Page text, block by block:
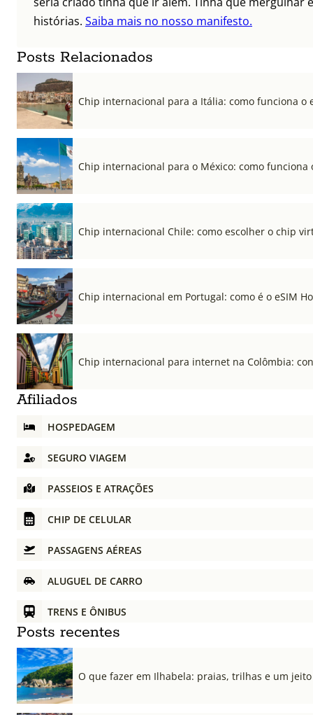
histórias. Saiba mais no nosso manifesto.
Posts Relacionados
Chip internacional para a Itália: como funciona o
Chip internacional para o México: como funciona
Chip internacional Chile: como escolher o chip
Chip internacional em Portugal: como é o eSIM
Chip internacional para internet na Colômbia:
Afiliados
HOSPEDAGEM
SEGURO VIAGEM
PASSEIOS E ATRAÇÕES
CHIP DE CELULAR
PASSAGENS AÉREAS
ALUGUEL DE CARRO
TRENS E ÔNIBUS
Posts recentes
O que fazer em Ilhabela: praias, trilhas e um